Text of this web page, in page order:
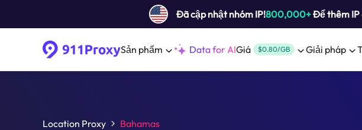
Đã cập nhật nhóm IP!800,000+Để thêm IP
Sản phẩm Data for AIGiá $0.80/GB Giải pháp
Location Proxy Bahamas